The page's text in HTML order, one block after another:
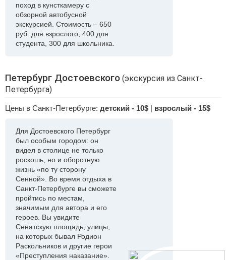
поход в кунсткамеру с
обзорной автобусной
экскурсией. Стоимость – 650
руб. для взрослого, 400 для
студента, 300 для школьника.
Петербург Достоевского (экскурсия из Санкт-
Петербурга)
Цены в Санкт-Петербурге: детский - 10$ | взрослый - 15$
Для Достоевского Петербург
был особым городом: он
видел в столице не только
роскошь, но и оборотную
жизнь «по ту сторону
Сенной». Во время отдыха в
Санкт-Петербурге вы сможете
пройтись по местам,
значимым для автора и его
героев. Вы увидите
Сенатскую площадь, улицы,
на которых бывал Родион
Раскольников и другие герои
«Преступления наказание».